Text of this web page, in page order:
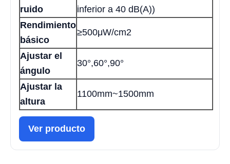
ruido
inferior a 40 dB(A))
Rendimiento
básico
≥500μW/cm2
Ajustar el
ángulo
30°,60°,90°
Ajustar la
altura
1100mm~1500mm
Ver producto